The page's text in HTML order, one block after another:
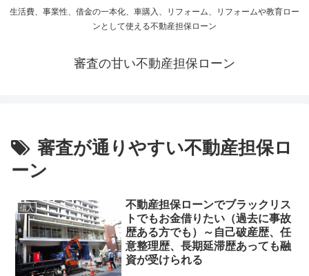
生活費、事業性、借金の一本化、車購入、リフォーム、リフォームや教育ロー
ンとして使える不動産担保ローン
審査の甘い不動産担保ローン
審査が通りやすい不動産担保ロ
ーン
借入
不動産担保ローンでブラックリス
トでもお金借りたい（過去に事故
歴ある方でも）～自己破産歴、任
意整理歴、長期延滞歴あっても融
資が受けられる